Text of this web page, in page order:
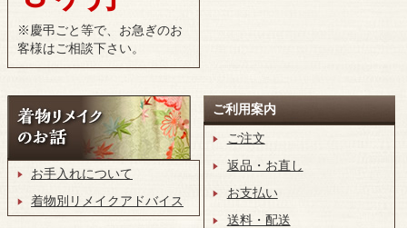
※慶弔ごと等で、お急ぎのお
客様はご相談下さい。
お手入れについて
着物別リメイクアドバイス
ご利用案内
ご注文
返品・お直し
お支払い
送料・配送